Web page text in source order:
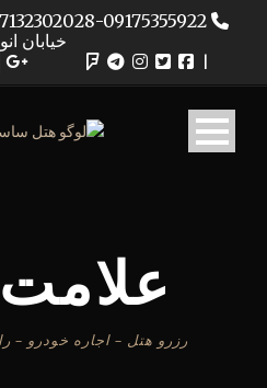
07132302028-09175355922
خیابان
رزرو هتل – اجاره خودرو –